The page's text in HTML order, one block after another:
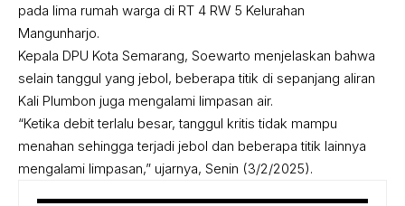
pada lima rumah warga di RT 4 RW 5 Kelurahan
Mangunharjo.
Kepala DPU Kota Semarang, Soewarto menjelaskan bahwa
selain tanggul yang jebol, beberapa titik di sepanjang aliran
Kali Plumbon juga mengalami limpasan air.
“Ketika debit terlalu besar, tanggul kritis tidak mampu
menahan sehingga terjadi jebol dan beberapa titik lainnya
mengalami limpasan,” ujarnya, Senin (3/2/2025).